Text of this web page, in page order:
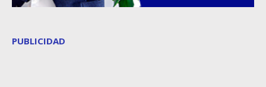
PUBLICIDAD